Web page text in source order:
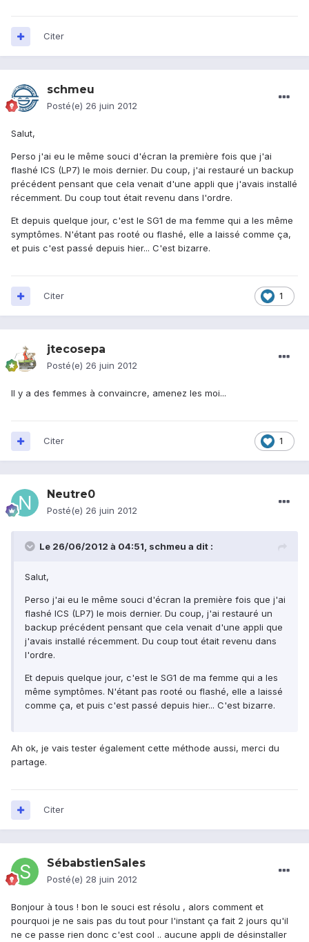
Citer
schmeu
Posté(e) 26 juin 2012
Salut,
Perso j'ai eu le même souci d'écran la première fois que j'ai
flashé ICS (LP7) le mois dernier. Du coup, j'ai restauré un backup
précédent pensant que cela venait d'une appli que j'avais installé
récemment. Du coup tout était revenu dans l'ordre.
Et depuis quelque jour, c'est le SG1 de ma femme qui a les même
symptômes. N'étant pas rooté ou flashé, elle a laissé comme ça,
et puis c'est passé depuis hier... C'est bizarre.
1
Citer
jtecosepa
Posté(e) 26 juin 2012
Il y a des femmes à convaincre, amenez les moi...
1
Citer
Neutre0
Posté(e) 26 juin 2012
Le 26/06/2012 à 04:51, schmeu a dit :
Salut,
Perso j'ai eu le même souci d'écran la première fois que j'ai
flashé ICS (LP7) le mois dernier. Du coup, j'ai restauré un
backup précédent pensant que cela venait d'une appli que
j'avais installé récemment. Du coup tout était revenu dans
l'ordre.
Et depuis quelque jour, c'est le SG1 de ma femme qui a les
même symptômes. N'étant pas rooté ou flashé, elle a laissé
comme ça, et puis c'est passé depuis hier... C'est bizarre.
Ah ok, je vais tester également cette méthode aussi, merci du
partage.
Citer
SébabstienSales
Posté(e) 28 juin 2012
Bonjour à tous ! bon le souci est résolu , alors comment et
pourquoi je ne sais pas du tout pour l'instant ça fait 2 jours qu'il
ne ce passe rien donc c'est cool .. aucune appli de désinstaller